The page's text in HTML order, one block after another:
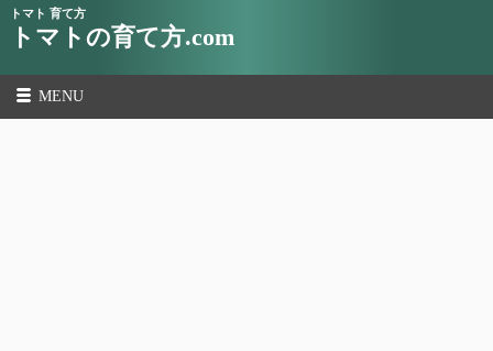
トマト 育て方
トマトの育て方.com
MENU